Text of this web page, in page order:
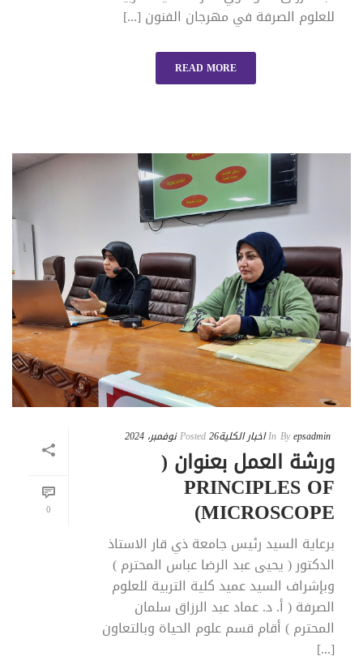
للعلوم الصرفة في مهرجان الفنون [...]
READ MORE
0
Byepsadmin
Inاخبار الكلية Posted26 نوفمبر، 2024
ورشة العمل بعنوان (
PRINCIPLES OF
MICROSCOPE)
برعاية السيد رئيس جامعة ذي قار الاستاذ
الدكتور ( يحيى عبد الرضا عباس المحترم )
وبإشراف السيد عميد كلية التربية للعلوم
الصرفة ( أ. د. عماد عبد الرزاق سلمان
المحترم ) أقام قسم علوم الحياة وبالتعاون
[...]